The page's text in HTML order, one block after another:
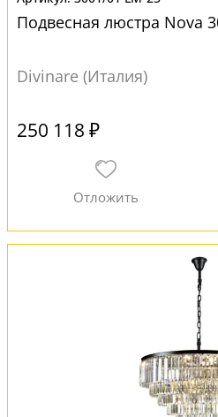
Подвесная люстра Nova
Divinare (Италия)
250 118 ₽